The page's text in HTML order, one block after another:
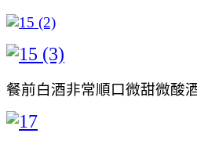
餐前白酒非常順口微甜微酸